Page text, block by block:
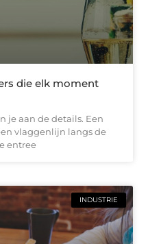
die elk moment
je aan de details. Een
vlaggenlijn langs de
entree
INDUSTRIE